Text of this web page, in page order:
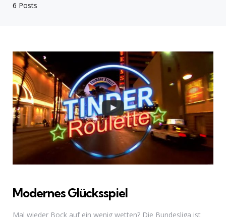
6 Posts
Modernes Glücksspiel
Mal wieder Bock auf ein wenig wetten? Die Bundesliga ist